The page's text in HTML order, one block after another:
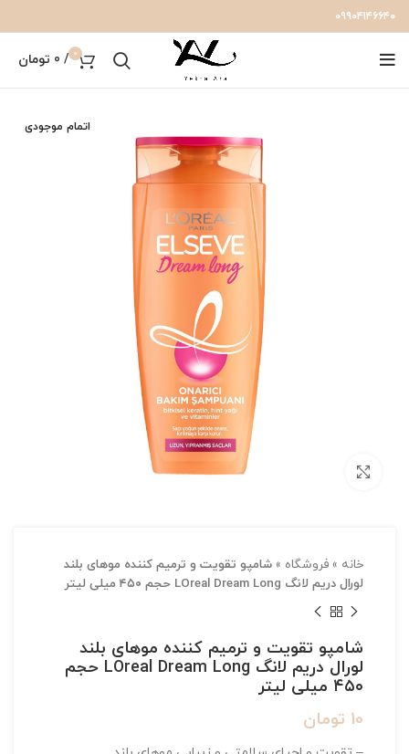
۰۹۹۰۴۱۴۶۶۴۰
0
/
0 تومان
اتمام موجودی
خانه » فروشگاه » شامپو تقویت و ترمیم کننده موهای بلند
لورال دریم لانگ LOreal Dream Long حجم ۴۵۰ میلی لیتر
شامپو تقویت و ترمیم کننده موهای بلند
لورال دریم لانگ LOreal Dream Long حجم
۴۵۰ میلی لیتر
10 تومان